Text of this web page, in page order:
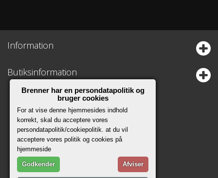
Information
Butiksinformation
Brenner har en persondatapolitik og
bruger cookies
For at vise denne hjemmesides indhold
korrekt, skal du acceptere vores
persondatapolitik/cookiepolitik. at du vil
acceptere vores politik og cookies på
hjemmeside
Godkender Afviser